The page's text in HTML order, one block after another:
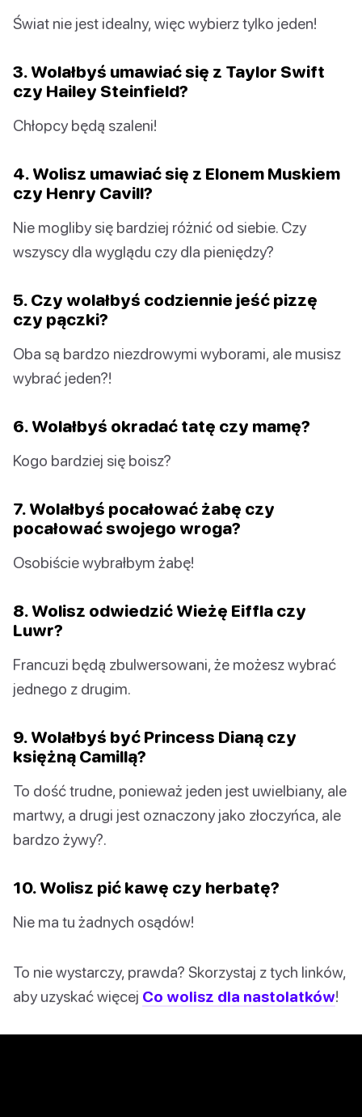
Świat nie jest idealny, więc wybierz tylko jeden!
3. Wolałbyś umawiać się z Taylor Swift
czy Hailey Steinfield?
Chłopcy będą szaleni!
4. Wolisz umawiać się z Elonem Muskiem
czy Henry Cavill?
Nie mogliby się bardziej różnić od siebie. Czy
wszyscy dla wyglądu czy dla pieniędzy?
5. Czy wolałbyś codziennie jeść pizzę
czy pączki?
Oba są bardzo niezdrowymi wyborami, ale musisz
wybrać jeden?!
6. Wolałbyś okradać tatę czy mamę?
Kogo bardziej się boisz?
7. Wolałbyś pocałować żabę czy
pocałować swojego wroga?
Osobiście wybrałbym żabę!
8. Wolisz odwiedzić Wieżę Eiffla czy
Luwr?
Francuzi będą zbulwersowani, że możesz wybrać
jednego z drugim.
9. Wolałbyś być Princess Dianą czy
księżną Camillą?
To dość trudne, ponieważ jeden jest uwielbiany, ale
martwy, a drugi jest oznaczony jako złoczyńca, ale
bardzo żywy?.
10. Wolisz pić kawę czy herbatę?
Nie ma tu żadnych osądów!
To nie wystarczy, prawda? Skorzystaj z tych linków,
aby uzyskać więcej Co wolisz dla nastolatków!